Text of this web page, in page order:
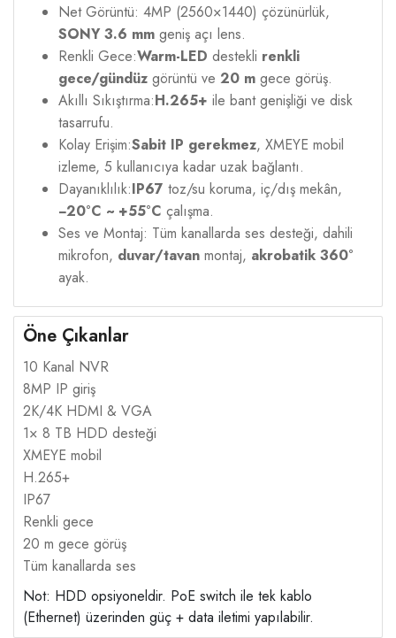
Net Görüntü: 4MP (2560×1440) çözünürlük,
SONY 3.6 mm geniş açı lens.
Renkli Gece:Warm-LED destekli renkli
gece/gündüz görüntü ve 20 m gece görüş.
Akıllı Sıkıştırma:H.265+ ile bant genişliği ve disk
tasarrufu.
Kolay Erişim:Sabit IP gerekmez, XMEYE mobil
izleme, 5 kullanıcıya kadar uzak bağlantı.
Dayanıklılık:IP67 toz/su koruma, iç/dış mekân,
−20°C ~ +55°C çalışma.
Ses ve Montaj: Tüm kanallarda ses desteği, dahili
mikrofon, duvar/tavan montaj, akrobatik 360°
ayak.
Öne Çıkanlar
10 Kanal NVR
8MP IP giriş
2K/4K HDMI & VGA
1× 8 TB HDD desteği
XMEYE mobil
H.265+
IP67
Renkli gece
20 m gece görüş
Tüm kanallarda ses
Not: HDD opsiyoneldir. PoE switch ile tek kablo
(Ethernet) üzerinden güç + data iletimi yapılabilir.